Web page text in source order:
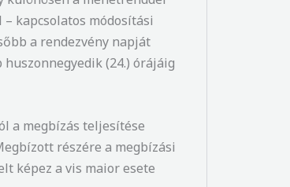
kapcsolatos módosítási
a rendezvény napját
(24.) órájáig
a megbízás teljesítése
részére a megbízási
képez a vis maior esete